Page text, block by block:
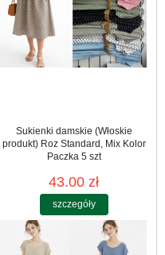
Sukienki damskie (Włoskie
produkt) Roz Standard, Mix Kolor
Paczka 5 szt
43.00 zł
szczegóły